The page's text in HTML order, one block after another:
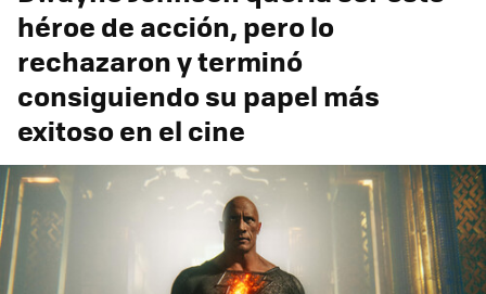
héroe de acción, pero lo
rechazaron y terminó
consiguiendo su papel más
exitoso en el cine